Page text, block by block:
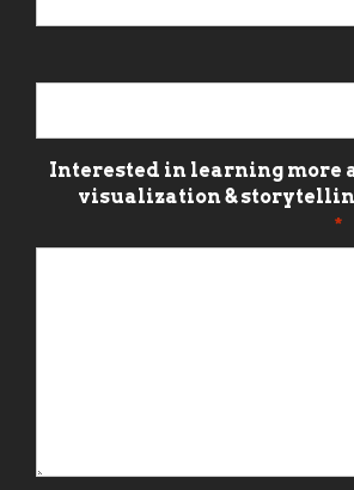
Interested in learning more
visualization &
*